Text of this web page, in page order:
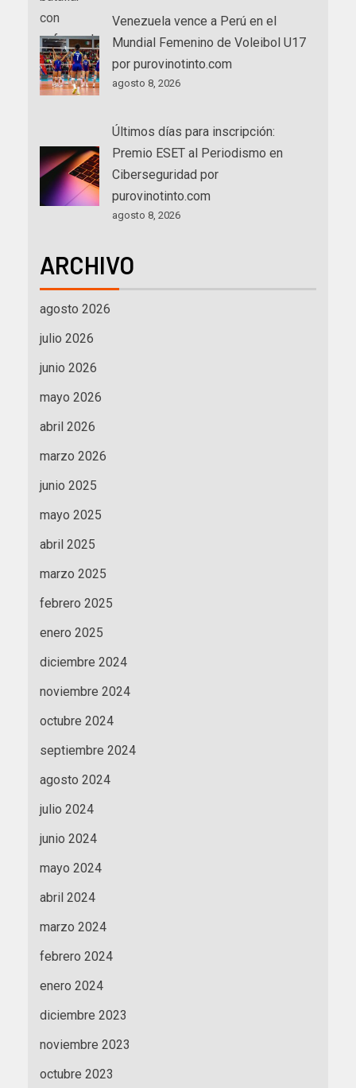
Venezuela vence a Perú en el
Mundial Femenino de Voleibol U17
por purovinotinto.com
agosto 8, 2026
Últimos días para inscripción:
Premio ESET al Periodismo en
Ciberseguridad por
purovinotinto.com
agosto 8, 2026
ARCHIVO
agosto 2026
julio 2026
junio 2026
mayo 2026
abril 2026
marzo 2026
junio 2025
mayo 2025
abril 2025
marzo 2025
febrero 2025
enero 2025
diciembre 2024
noviembre 2024
octubre 2024
septiembre 2024
agosto 2024
julio 2024
junio 2024
mayo 2024
abril 2024
marzo 2024
febrero 2024
enero 2024
diciembre 2023
noviembre 2023
octubre 2023